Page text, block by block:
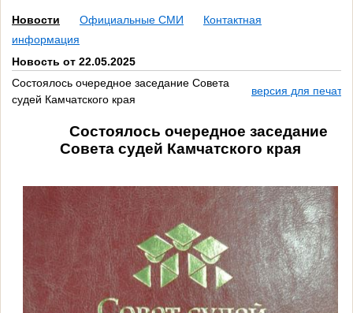
Новости Официальные СМИ
Контактная
информация
Новость от 22.05.2025
Состоялось очередное заседание Совета
судей Камчатского края
версия для печати
Состоялось очередное заседание
Совета судей Камчатского края